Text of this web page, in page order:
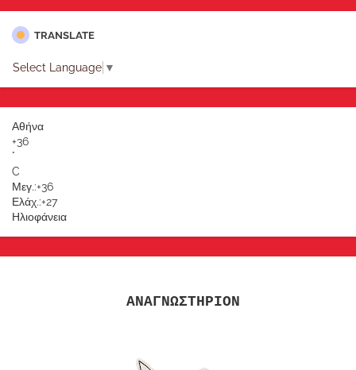
TRANSLATE
Select Language ▼
Αθήνα
+36
°
C
Μεγ.:+36
Ελάχ.:+27
Ηλιοφάνεια
ΑΝΑΓΝΩΣΤΗΡΙΟΝ